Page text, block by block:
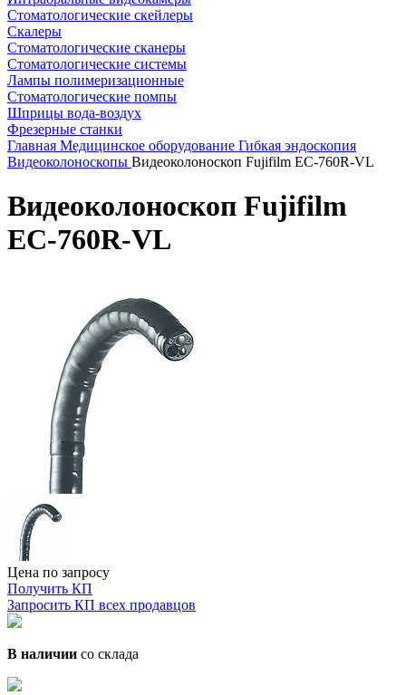
Стоматологические скейлеры
Скалеры
Стоматологические сканеры
Стоматологические системы
Лампы полимеризационные
Стоматологические помпы
Шприцы вода-воздух
Фрезерные станки
Главная Медицинское оборудование Гибкая эндоскопия
Видеоколоноскопы Видеоколоноскоп Fujifilm EC-760R-VL
Видеоколоноскоп Fujifilm
EC-760R-VL
Цена по запросу
Получить КП
Запросить КП всех продавцов
В наличии со склада